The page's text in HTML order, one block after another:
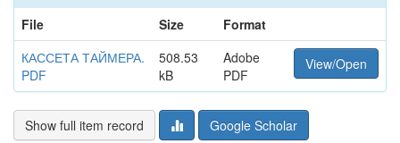
File
Size
Format
КАССЕТА ТАЙМЕРА.
PDF
508.53
kB
Adobe
PDF
View/Open
Show full item record Google Scholar